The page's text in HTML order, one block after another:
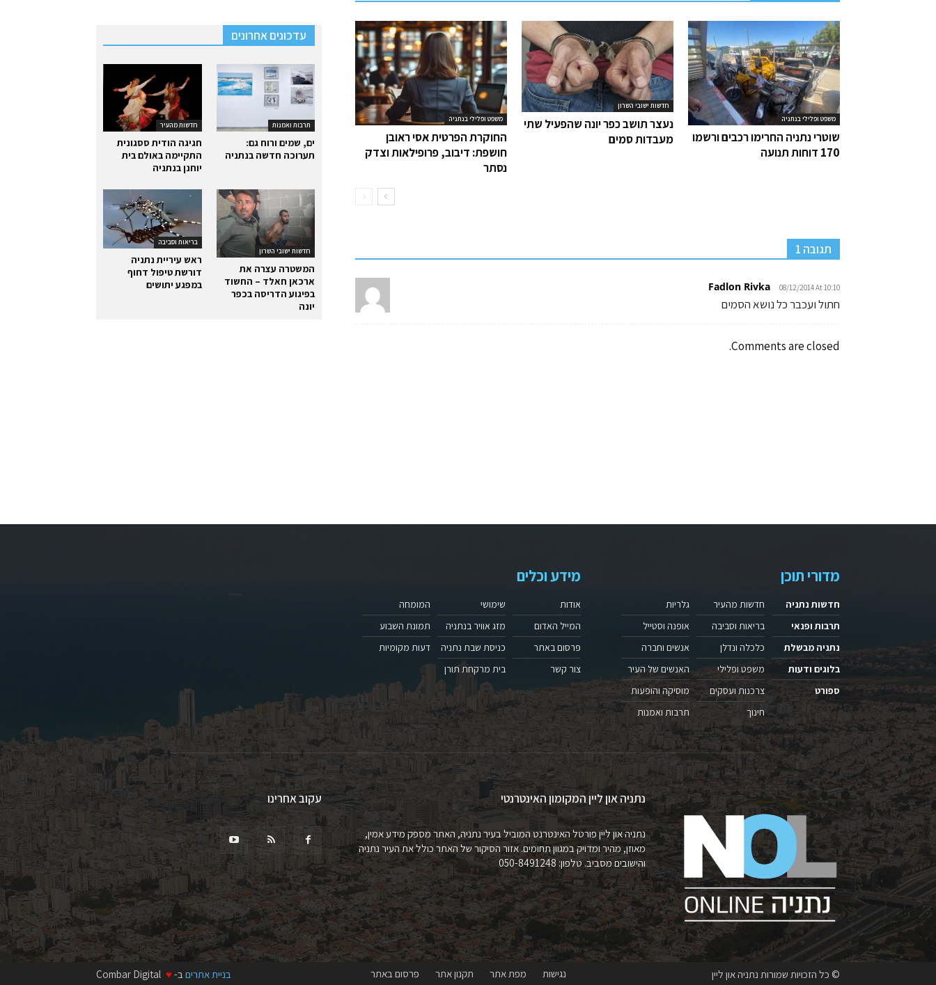
משפט ופלילי בנתניה
החוקרת הפרטית אסי ראובן
חושפת: דיבוב, פרופילאות וצדק
נסתר
חדשות ישובי השרון
נעצר תושב כפר יונה שהפעיל שתי
מעבדות סמים
משפט ופלילי בנתניה
שוטרי נתניה החרימו רכבים ורשמו
170 דוחות תנועה
תגובה 1
Fadlon Rivka 08/12/2014 At 10:10
חתול ועכבר כל נושא הסמים
Comments are closed.
עדכונים אחרונים
חדשות מהעיר
חגיגה הודית ססגונית
התקיימה באולם בית
יוחנן בנתניה
תרבות ואמנות
ים, שמים ורוח גם:
תערוכה חדשה בנתניה
בריאות וסביבה
ראש עיריית נתניה
דורשת טיפול דחוף
במפגע יתושים
חדשות ישובי השרון
המשטרה עצרה את
ארכאן חאלד – החשוד
בפיגוע הדריסה בכפר
יונה
מדורי תוכן
חדשות נתניה
תרבות ופנאי
נתניה מבשלת
בלוגים ודעות
ספורט
חדשות מהעיר
בריאות וסביבה
כלכלה ונדלן
משפט ופלילי
צרכנות ועסקים
חינוך
גלריות
אופנה וסטייל
אנשים וחברה
האנשים של העיר
מוסיקה והופעות
תרבות ואמנות
מידע וכלים
אודות
המייל האדום
פרסום באתר
צור קשר
שימושי
מזג אוויר בנתניה
כניסת שבת נתניה
בית מרקחת תורן
המומחה
תמונת השבוע
דעות מקומיות
נתניה און ליין המקומון האינטרנטי
נתניה און ליין פורטל האינטרנט המוביל בעיר נתניה, האתר מספק מידע אמין,
מאוזן, מהיר ומדויק במגוון תחומים. אזור הסיקור של האתר כולל את העיר נתניה
והישובים מסביב. טלפון: 050-8491248
עקוב אחרינו
נגישות מפת אתר תקנון אתר פרסום באתר בניית אתריםב- ♥ © כל הזכויות שמורות נתניה און ליין